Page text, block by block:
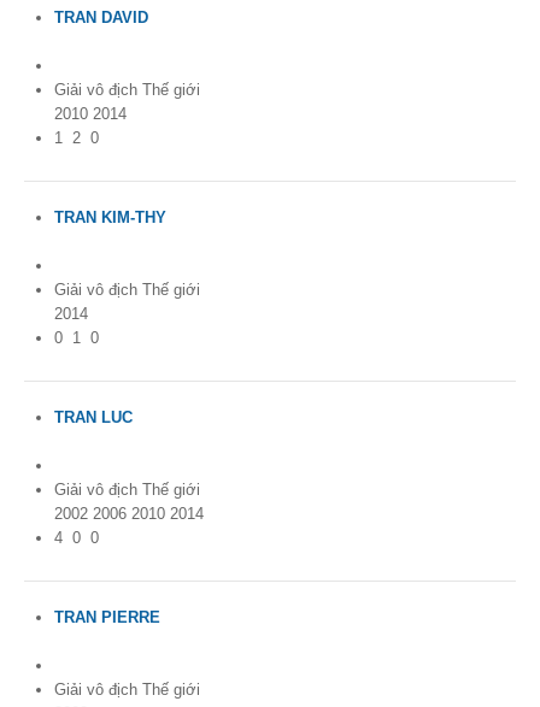
TRAN DAVID
Giải vô địch Thế giới
2010 2014
1 2 0
TRAN KIM-THY
Giải vô địch Thế giới
2014
0 1 0
TRAN LUC
Giải vô địch Thế giới
2002 2006 2010 2014
4 0 0
TRAN PIERRE
Giải vô địch Thế giới